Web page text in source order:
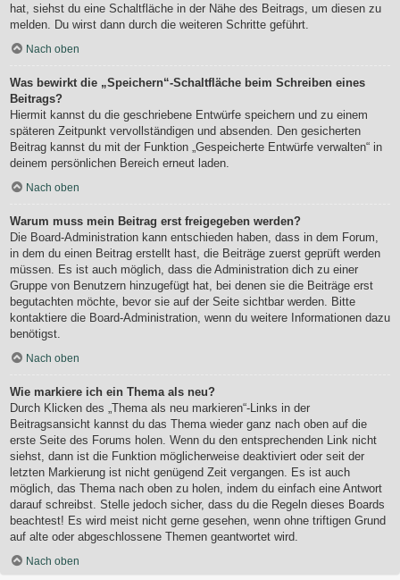
hat, siehst du eine Schaltfläche in der Nähe des Beitrags, um diesen zu
melden. Du wirst dann durch die weiteren Schritte geführt.
Nach oben
Was bewirkt die „Speichern“-Schaltfläche beim Schreiben eines
Beitrags?
Hiermit kannst du die geschriebene Entwürfe speichern und zu einem
späteren Zeitpunkt vervollständigen und absenden. Den gesicherten
Beitrag kannst du mit der Funktion „Gespeicherte Entwürfe verwalten“ in
deinem persönlichen Bereich erneut laden.
Nach oben
Warum muss mein Beitrag erst freigegeben werden?
Die Board-Administration kann entschieden haben, dass in dem Forum,
in dem du einen Beitrag erstellt hast, die Beiträge zuerst geprüft werden
müssen. Es ist auch möglich, dass die Administration dich zu einer
Gruppe von Benutzern hinzugefügt hat, bei denen sie die Beiträge erst
begutachten möchte, bevor sie auf der Seite sichtbar werden. Bitte
kontaktiere die Board-Administration, wenn du weitere Informationen dazu
benötigst.
Nach oben
Wie markiere ich ein Thema als neu?
Durch Klicken des „Thema als neu markieren“-Links in der
Beitragsansicht kannst du das Thema wieder ganz nach oben auf die
erste Seite des Forums holen. Wenn du den entsprechenden Link nicht
siehst, dann ist die Funktion möglicherweise deaktiviert oder seit der
letzten Markierung ist nicht genügend Zeit vergangen. Es ist auch
möglich, das Thema nach oben zu holen, indem du einfach eine Antwort
darauf schreibst. Stelle jedoch sicher, dass du die Regeln dieses Boards
beachtest! Es wird meist nicht gerne gesehen, wenn ohne triftigen Grund
auf alte oder abgeschlossene Themen geantwortet wird.
Nach oben